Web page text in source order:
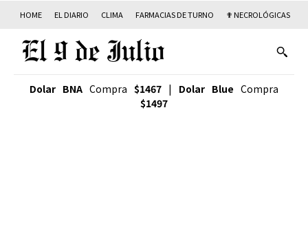
HOME EL DIARIO CLIMA FARMACIAS DE TURNO ✟ NECROLÓGICAS
Dolar BNA Compra $1467 | Dolar Blue Compra
$1497